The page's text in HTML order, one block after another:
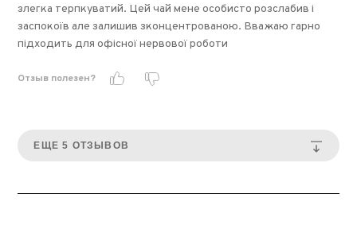
злегка терпкуватий. Цей чай мене особисто розслабив і
заспокоїв але залишив зконцентрованою. Вважаю гарно
підходить для офісної нервової роботи
Отзыв полезен?
ЕЩЕ 5 ОТЗЫВОВ